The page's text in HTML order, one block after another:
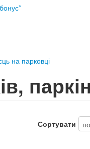
на парковці
Сортувати